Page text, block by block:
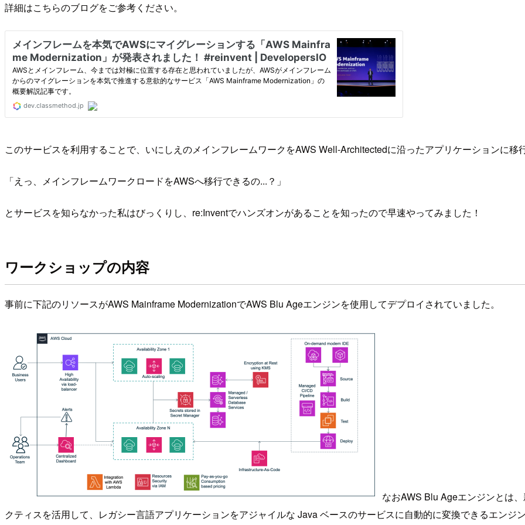
詳細はこちらのブログをご参考ください。
このサービスを利用することで、いにしえのメインフレームワークをAWS Well-Architectedに沿ったアプリケーションに移
「えっ、メインフレームワークロードをAWSへ移行できるの...？」
とサービスを知らなかった私はびっくりし、re:Inventでハンズオンがあることを知ったので早速やってみました！
ワークショップの内容
事前に下記のリソースがAWS Mainframe ModernizationでAWS Blu Ageエンジンを使用してデプロイされていました。
なおAWS Blu Ageエンジンとは
クティスを活用して、レガシー言語アプリケーションをアジャイルな Java ベースのサービスに自動的に変換できるエンジン